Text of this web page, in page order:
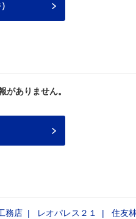
ありません。
務店 レオパレス２１
住友